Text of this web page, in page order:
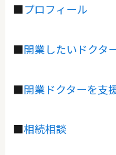
■プロフィール
■開業したいドクタ
■開業ドクターを支
■相続相談